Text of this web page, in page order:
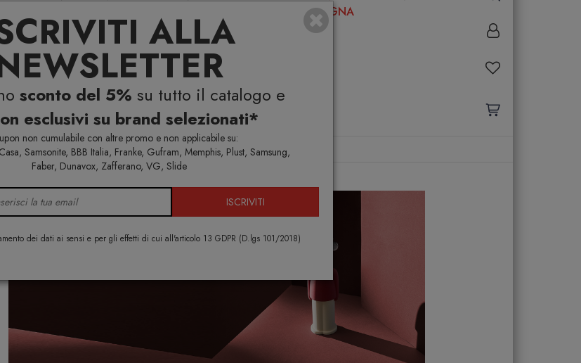
ALLA
sconto del 5% su tutto il catalogo e
esclusivi su brand selezionati*
non cumulabile con altre promo e non applicabile su:
Samsonite, BBB Italia, Franke, Gufram, Memphis, Plust, Samsung,
Faber, Dunavox, Zafferano, VG, Slide
ISCRIVITI
dei dati ai sensi e per gli effetti di cui all'articolo 13 GDPR (D.lgs 101/2018)
CONSEGNA
Home Alessi